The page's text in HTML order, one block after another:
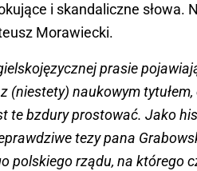
i skandaliczne słowa.
Morawiecki.
prasie
(niestety) naukowym
te bzdury prostować. Jako
tezy pana
polskiego rządu, na którego